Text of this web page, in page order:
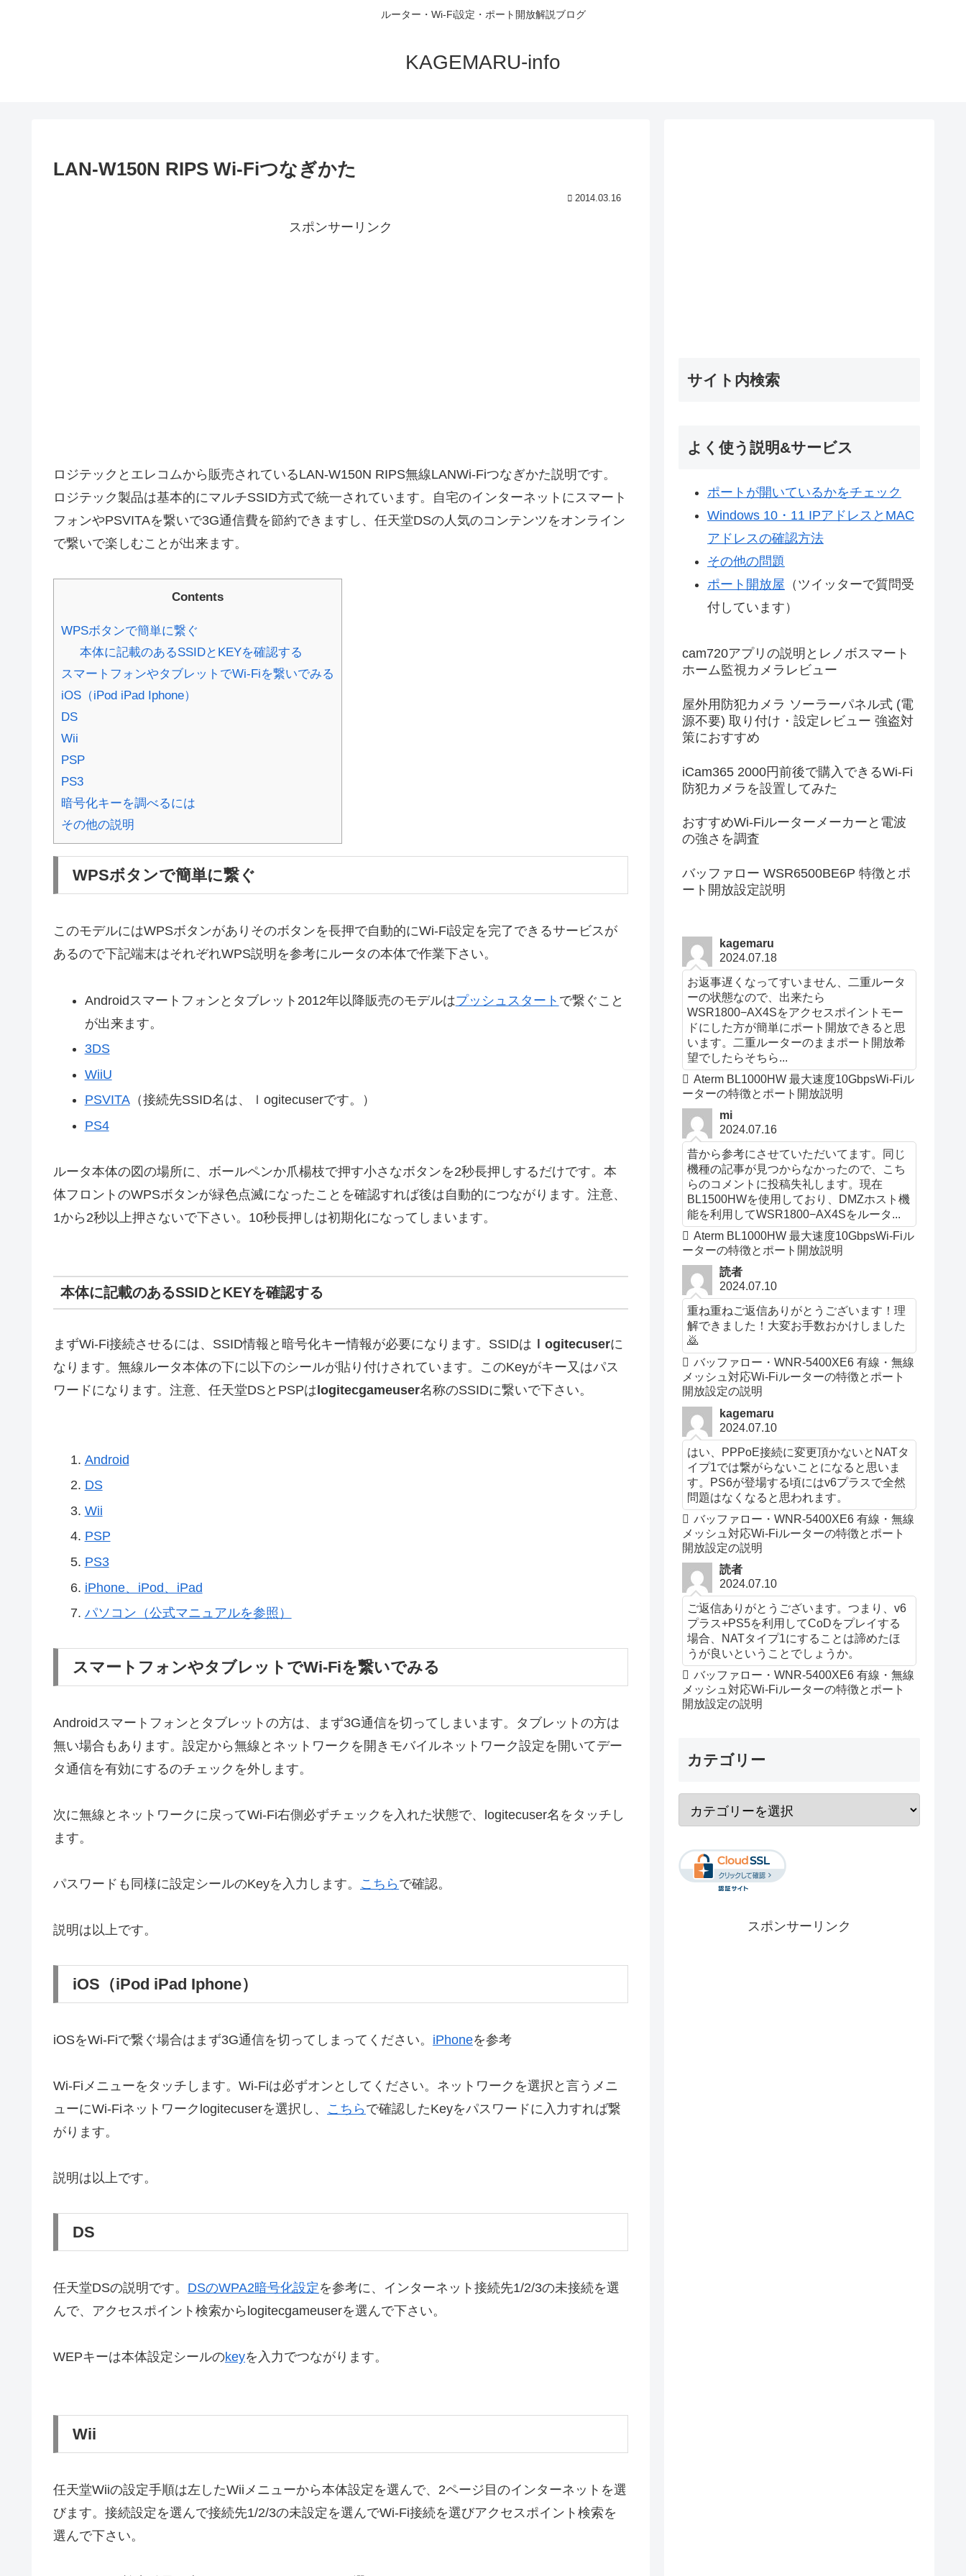
ルーター・Wi-Fi設定・ポート開放解説ブログ
KAGEMARU-info
LAN-W150N RIPS Wi-Fiつなぎかた
2014.03.16
スポンサーリンク
ロジテックとエレコムから販売されているLAN-W150N RIPS無線LANWi-Fiつなぎかた説明です。
ロジテック製品は基本的にマルチSSID方式で統一されています。自宅のインターネットにスマート
フォンやPSVITAを繋いで3G通信費を節約できますし、任天堂DSの人気のコンテンツをオンライン
で繋いで楽しむことが出来ます。
Contents
WPSボタンで簡単に繋ぐ
本体に記載のあるSSIDとKEYを確認する
スマートフォンやタブレットでWi-Fiを繋いでみる
iOS（iPod iPad Iphone）
DS
Wii
PSP
PS3
暗号化キーを調べるには
その他の説明
WPSボタンで簡単に繋ぐ
このモデルにはWPSボタンがありそのボタンを長押で自動的にWi-Fi設定を完了できるサービスが
あるので下記端末はそれぞれWPS説明を参考にルータの本体で作業下さい。
Androidスマートフォンとタブレット2012年以降販売のモデルはプッシュスタート で繋ぐこと
が出来ます。
3DS
WiiU
PSVITA（接続先SSID名は、ｌogitecuserです。）
PS4
ルータ本体の図の場所に、ボールペンか爪楊枝で押す小さなボタンを2秒長押しするだけです。本
体フロントのWPSボタンが緑色点滅になったことを確認すれば後は自動的につながります。注意、
1から2秒以上押さないで下さい。10秒長押しは初期化になってしまいます。
本体に記載のあるSSIDとKEYを確認する
まずWi-Fi接続させるには、SSID情報と暗号化キー情報が必要になります。SSIDは ｌogitecuserに
なります。無線ルータ本体の下に以下のシールが貼り付けされています。このKeyがキー又はパス
ワードになります。注意、任天堂DSとPSPは logitecgameuser名称のSSIDに繋いで下さい。
Android
DS
Wii
PSP
PS3
iPhone、iPod、iPad
パソコン（公式マニュアルを参照）
スマートフォンやタブレットでWi-Fiを繋いでみる
Androidスマートフォンとタブレットの方は、まず3G通信を切ってしまいます。タブレットの方は
無い場合もあります。設定から無線とネットワークを開きモバイルネットワーク設定を開いてデー
タ通信を有効にするのチェックを外します。
次に無線とネットワークに戻ってWi-Fi右側必ずチェックを入れた状態で、logitecuser名をタッチし
ます。
パスワードも同様に設定シールのKeyを入力します。 こちら で確認。
説明は以上です。
iOS（iPod iPad Iphone）
iOSをWi-Fiで繋ぐ場合はまず3G通信を切ってしまってください。 iPhoneを参考
Wi-Fiメニューをタッチします。Wi-Fiは必ずオンとしてください。ネットワークを選択と言うメニ
ューにWi-Fiネットワークlogitecuserを選択し、 こちら で確認したKeyをパスワードに入力すれば繋
がります。
説明は以上です。
DS
任天堂DSの説明です。 DSのWPA2暗号化設定 を参考に、インターネット接続先1/2/3の未接続を選
んで、アクセスポイント検索からlogitecgameuserを選んで下さい。
WEPキーは本体設定シールのkeyを入力でつながります。
Wii
任天堂Wiiの設定手順は左したWiiメニューから本体設定を選んで、2ページ目のインターネットを選
びます。接続設定を選んで接続先1/2/3の未設定を選んでWi-Fi接続を選びアクセスポイント検索を
選んで下さい。
サイト内検索
よく使う説明&サービス
ポートが開いているかをチェック
Windows 10・11 IPアドレスとMAC
アドレスの確認方法
その他の問題
ポート開放屋 （ツイッターで質問受
付しています）
cam720アプリの説明とレノボスマート
ホーム監視カメラレビュー
屋外用防犯カメラ ソーラーパネル式 (電
源不要) 取り付け・設定レビュー 強盗対
策におすすめ
iCam365 2000円前後で購入できるWi-Fi
防犯カメラを設置してみた
おすすめWi-Fiルーターメーカーと電波
の強さを調査
バッファロー WSR6500BE6P 特徴とポ
ート開放設定説明
kagemaru
2024.07.18
お返事遅くなってすいません、二重ルータ
ーの状態なので、出来たら
WSR1800−AX4Sをアクセスポイントモー
ドにした方が簡単にポート開放できると思
います。二重ルーターのままポート開放希
望でしたらそちら...
Aterm BL1000HW 最大速度10GbpsWi-Fiル
ーターの特徴とポート開放説明
mi
2024.07.16
昔から参考にさせていただいてます。同じ
機種の記事が見つからなかったので、こち
らのコメントに投稿失礼します。現在
BL1500HWを使用しており、DMZホスト機
能を利用してWSR1800−AX4Sをルータ...
Aterm BL1000HW 最大速度10GbpsWi-Fiル
ーターの特徴とポート開放説明
読者
2024.07.10
重ね重ねご返信ありがとうございます！理
解できました！大変お手数おかけしました
🙇
バッファロー・WNR-5400XE6 有線・無線
メッシュ対応Wi-Fiルーターの特徴とポート
開放設定の説明
kagemaru
2024.07.10
はい、PPPoE接続に変更頂かないとNATタ
イプ1では繋がらないことになると思いま
す。PS6が登場する頃にはv6プラスで全然
問題はなくなると思われます。
バッファロー・WNR-5400XE6 有線・無線
メッシュ対応Wi-Fiルーターの特徴とポート
開放設定の説明
読者
2024.07.10
ご返信ありがとうございます。つまり、v6
プラス+PS5を利用してCoDをプレイする
場合、NATタイプ1にすることは諦めたほ
うが良いということでしょうか。
バッファロー・WNR-5400XE6 有線・無線
メッシュ対応Wi-Fiルーターの特徴とポート
開放設定の説明
カテゴリー
スポンサーリンク